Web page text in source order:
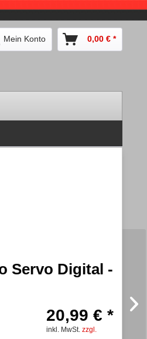
Mein Konto 0,00 € *
Servo Digital -
20,99 € *
inkl. MwSt.zzgl.